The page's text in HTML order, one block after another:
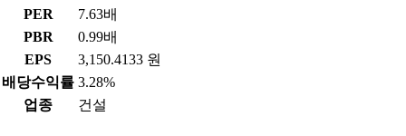
PER
7.63배
PBR
0.99배
EPS
3,150.4133 원
배당수익률 3.28%
업종
건설